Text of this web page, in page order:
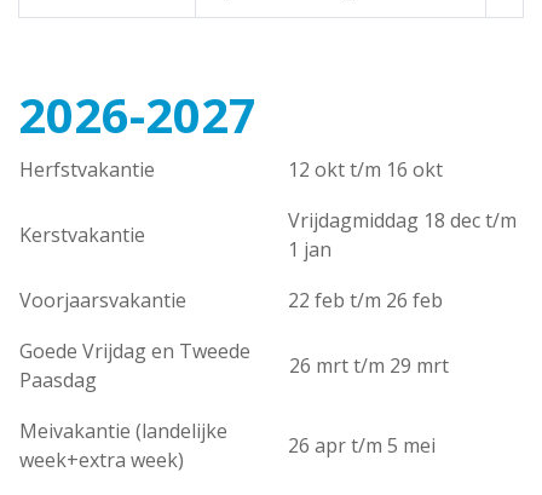
2026-2027
Herfstvakantie 12 okt t/m 16 okt
Kerstvakantie
Vrijdagmiddag 18 dec t/m
1 jan
Voorjaarsvakantie
22 feb t/m 26 feb
Goede Vrijdag en Tweede
Paasdag
26 mrt t/m 29 mrt
Meivakantie (landelijke
week+extra week)
26 apr t/m 5 mei